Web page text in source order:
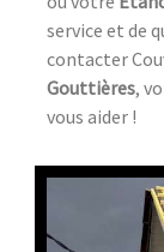
service et de
contacter
Gouttières,
vous aider !